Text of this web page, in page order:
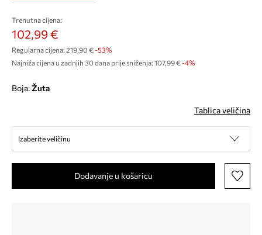
Trenutna cijena:
102,99 €
Regularna cijena: 219,90 €-53%
Najniža cijena u zadnjih 30 dana prije sniženja: 107,99 € -4%
Boja: žuta
Tablica veličina
Izaberite veličinu
Dodavanje u košaricu